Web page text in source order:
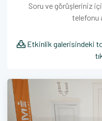
Soru ve görüşleriniz
telefonu
Etkinlik galerisindeki